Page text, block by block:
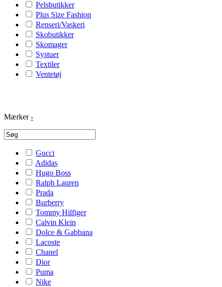
Pelsbutikker
Plus Size Fashion
Renseri/Vaskeri
Skobutikker
Skomager
Systuer
Textiler
Ventetøj
Mærker -
Gucci
Adidas
Hugo Boss
Ralph Lauren
Prada
Burberry
Tommy Hilfiger
Calvin Klein
Dolce & Gabbana
Lacoste
Chanel
Dior
Puma
Nike